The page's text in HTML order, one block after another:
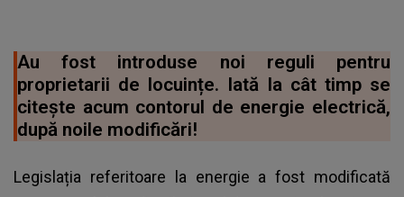
Au fost introduse noi reguli pentru
proprietarii de locuințe. Iată la cât timp se
citește acum contorul de energie electrică,
după noile modificări!
Legislația referitoare la energie a fost modificată